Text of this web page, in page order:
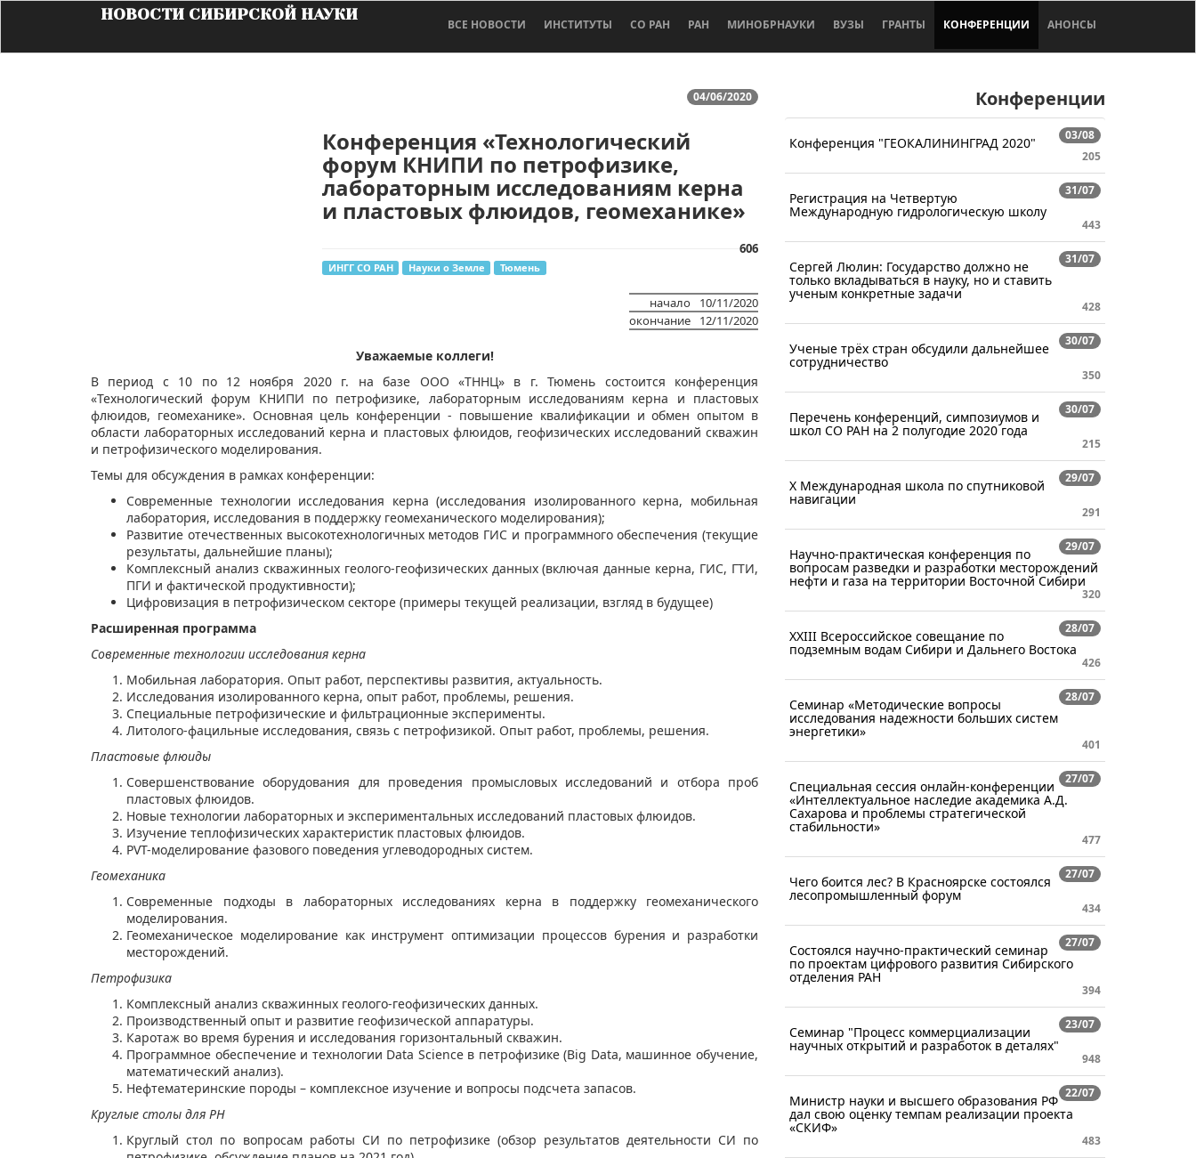
НОВОСТИ СИБИРСКОЙ НАУКИ
ВСЕ НОВОСТИ ИНСТИТУТЫ СО РАН РАН МИНОБРНАУКИ ВУЗЫ ГРАНТЫ КОНФЕРЕНЦИИ АНОНСЫ
04/06/2020
Конференция «Технологический
форум КНИПИ по петрофизике,
лабораторным исследованиям керна
и пластовых флюидов, геомеханике»
606
ИНГГ СО РАН Науки о Земле Тюмень
начало
10/11/2020
окончание
12/11/2020
Уважаемые коллеги!
В период с 10 по 12 ноября 2020 г. на базе ООО «ТННЦ» в г. Тюмень состоится конференция
«Технологический форум КНИПИ по петрофизике, лабораторным исследованиям керна и пластовых
флюидов, геомеханике». Основная цель конференции - повышение квалификации и обмен опытом в
области лабораторных исследований керна и пластовых флюидов, геофизических исследований скважин
и петрофизического моделирования.
Темы для обсуждения в рамках конференции:
Современные технологии исследования керна (исследования изолированного керна, мобильная
лаборатория, исследования в поддержку геомеханического моделирования);
Развитие отечественных высокотехнологичных методов ГИС и программного обеспечения (текущие
результаты, дальнейшие планы);
Комплексный анализ скважинных геолого-геофизических данных (включая данные керна, ГИС, ГТИ,
ПГИ и фактической продуктивности);
​Цифровизация в петрофизическом секторе (примеры текущей реализации, взгляд в будущее)
Расширенная программа
Современные технологии исследования керна
Мобильная лаборатория. Опыт работ, перспективы развития, актуальность.
Исследования изолированного керна, опыт работ, проблемы, решения.
Специальные петрофизические и фильтрационные эксперименты.
Литолого-фацильные исследования, связь с петрофизикой. Опыт работ, проблемы, решения.
​Пластовые флюиды
​Совершенствование оборудования для проведения промысловых исследований и отбора проб
пластовых флюидов.
Новые технологии лабораторных и экспериментальных исследований пластовых флюидов.
Изучение теплофизических характеристик пластовых флюидов.
PVT-моделирование фазового поведения углеводородных систем.
Геомеханика
​Современные подходы в лабораторных исследованиях керна в поддержку геомеханического
моделирования.
​Геомеханическое моделирование как инструмент оптимизации процессов бурения и разработки
месторождений.
Петрофизика
Комплексный анализ скважинных геолого-геофизических данных.
Производственный опыт и развитие геофизической аппаратуры.
Каротаж во время бурения и исследования горизонтальный скважин.
​Программное обеспечение и технологии Data Science в петрофизике (Big Data, машинное обучение,
математический анализ).
Нефтематеринские породы – комплексное изучение и вопросы подсчета запасов.
Круглые столы для РН
Круглый стол по вопросам работы СИ по петрофизике (обзор результатов деятельности СИ по
Конференции
03/08
Конференция "ГЕОКАЛИНИНГРАД 2020"
205
31/07
Регистрация на Четвертую
Международную гидрологическую школу
443
31/07
Сергей Люлин: Государство должно не
только вкладываться в науку, но и ставить
ученым конкретные задачи
428
30/07
Ученые трёх стран обсудили дальнейшее
сотрудничество
350
30/07
Перечень конференций, симпозиумов и
школ СО РАН на 2 полугодие 2020 года
215
29/07
X Международная школа по спутниковой
навигации
291
29/07
Научно-практическая конференция по
вопросам разведки и разработки месторождений
нефти и газа на территории Восточной Сибири
320
28/07
XXIII Всероссийское совещание по
подземным водам Сибири и Дальнего Востока
426
28/07
Семинар «Методические вопросы
исследования надежности больших систем
энергетики»
401
27/07
Специальная сессия онлайн-конференции
«Интеллектуальное наследие академика А.Д.
Сахарова и проблемы стратегической
стабильности»
477
27/07
Чего боится лес? В Красноярске состоялся
лесопромышленный форум
434
27/07
Состоялся научно-практический семинар
по проектам цифрового развития Сибирского
отделения РАН
394
23/07
Семинар "Процесс коммерциализации
научных открытий и разработок в деталях"
948
22/07
Министр науки и высшего образования РФ
дал свою оценку темпам реализации проекта
«СКИФ»
483